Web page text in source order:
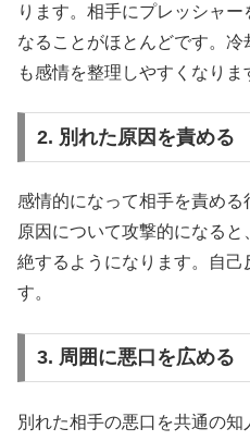
ります。相手にプレッシャ
なることがほとんどです。
も感情を整理しやすくなりま
2. 別れた原因を責める
感情的になって相手を責め
原因について攻撃的になる
絶するようになります。自
す。
3. 周囲に悪口を広める
別れた相手の悪口を共通の